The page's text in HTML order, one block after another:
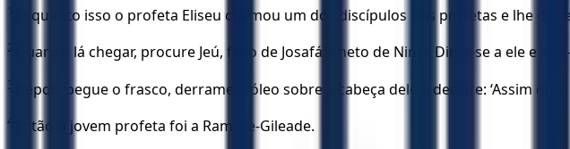
1 Enquanto isso o profeta Eliseu chamou um dos discípulos dos profetas e lhe
2 Quando lá chegar, procure Jeú, filho de Josafá e neto de Ninsi. Dirija-se a ele e
3 Depois pegue o frasco, derrame o óleo sobre a cabeça dele e declare: ‘Assim
4 Então o jovem profeta foi a Ramote-Gileade.